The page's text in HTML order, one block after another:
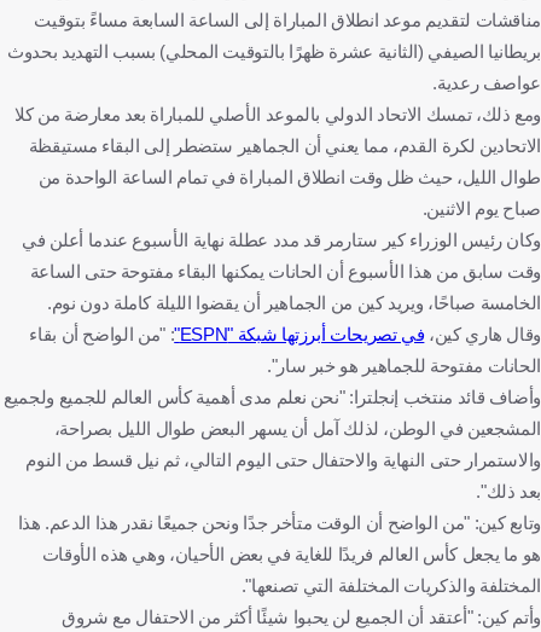
مناقشات لتقديم موعد انطلاق المباراة إلى الساعة السابعة مساءً بتوقيت
بريطانيا الصيفي (الثانية عشرة ظهرًا بالتوقيت المحلي) بسبب التهديد بحدوث
عواصف رعدية.
ومع ذلك، تمسك الاتحاد الدولي بالموعد الأصلي للمباراة بعد معارضة من كلا
الاتحادين لكرة القدم، مما يعني أن الجماهير ستضطر إلى البقاء مستيقظة
طوال الليل، حيث ظل وقت انطلاق المباراة في تمام الساعة الواحدة من
صباح يوم الاثنين.
وكان رئيس الوزراء كير ستارمر قد مدد عطلة نهاية الأسبوع عندما أعلن في
وقت سابق من هذا الأسبوع أن الحانات يمكنها البقاء مفتوحة حتى الساعة
الخامسة صباحًا، ويريد كين من الجماهير أن يقضوا الليلة كاملة دون نوم.
وقال هاري كين، في تصريحات أبرزتها شبكة "ESPN"
: "من الواضح أن بقاء
الحانات مفتوحة للجماهير هو خبر سار".
وأضاف قائد منتخب إنجلترا: "نحن نعلم مدى أهمية كأس العالم للجميع ولجميع
المشجعين في الوطن، لذلك آمل أن يسهر البعض طوال الليل بصراحة،
والاستمرار حتى النهاية والاحتفال حتى اليوم التالي، ثم نيل قسط من النوم
بعد ذلك".
وتابع كين: "من الواضح أن الوقت متأخر جدًا ونحن جميعًا نقدر هذا الدعم. هذا
هو ما يجعل كأس العالم فريدًا للغاية في بعض الأحيان، وهي هذه الأوقات
المختلفة والذكريات المختلفة التي تصنعها".
وأتم كين: "أعتقد أن الجميع لن يحبوا شيئًا أكثر من الاحتفال مع شروق